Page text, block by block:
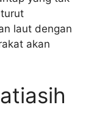
laut dengan
akan